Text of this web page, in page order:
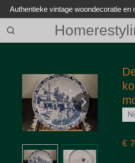
Ga
direct
naar
de
Authentieke vintage woondecoratie en
€